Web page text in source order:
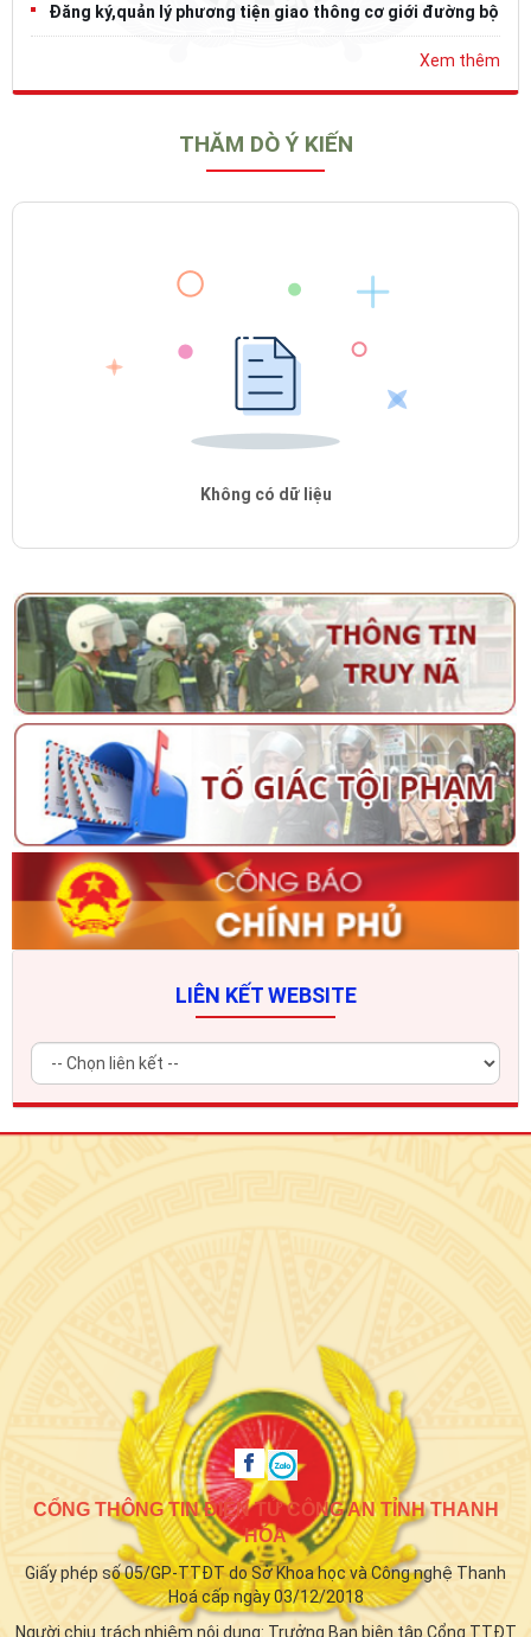
Đăng ký,quản lý phương tiện giao thông cơ giới đường bộ
Xem thêm
THĂM DÒ Ý KIẾN
Không có dữ liệu
LIÊN KẾT WEBSITE
CỔNG THÔNG TIN ĐIỆN TỬ CÔNG AN TỈNH THANH
HÓA
Giấy phép số 05/GP-TTĐT do Sở Khoa học và Công nghệ Thanh
Hoá cấp ngày 03/12/2018
Người chịu trách nhiệm nội dung: Trưởng Ban biên tập Cổng TTĐT